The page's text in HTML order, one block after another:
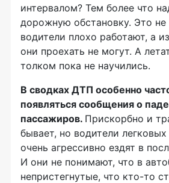
интервалом? Тем более что
дорожную обстановку. Это не
водители плохо работают, а
они проехать не могут. А
толком пока не научились.
В сводках ДТП особенно
появляться сообщения о
пассажиров. Прискорбно и
бывает, но водители
очень агрессивно ездят в
И они не понимают, что в
непристегнутые, что кто-то